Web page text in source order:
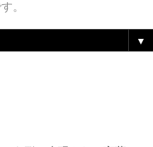
。
▼